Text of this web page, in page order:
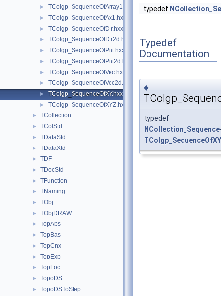
► TColgp_SequenceOfArray1OfPnt2d.hxx
► TColgp_SequenceOfAx1.hxx
► TColgp_SequenceOfDir.hxx
► TColgp_SequenceOfDir2d.hxx
► TColgp_SequenceOfPnt.hxx
► TColgp_SequenceOfPnt2d.hxx
► TColgp_SequenceOfVec.hxx
► TColgp_SequenceOfVec2d.hxx
► TColgp_SequenceOfXY.hxx
► TColgp_SequenceOfXYZ.hxx
► TCollection
► TColStd
► TDataStd
► TDataXtd
► TDF
► TDocStd
► TFunction
► TNaming
► TObj
► TObjDRAW
► TopAbs
► TopBas
► TopCnx
► TopExp
► TopLoc
► TopoDS
► TopoDSToStep
typedef
Typedef
Documentation
◆
typedef
NCollection_Sequence
TColgp_SequenceOfXY